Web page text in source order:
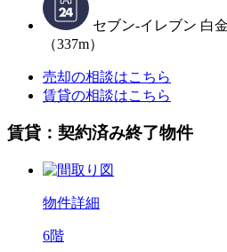
セブン-イレブン 白
（337m）
売却の相談はこちら
賃貸の相談はこちら
賃貸：契約済み終了物件
物件詳細
6階